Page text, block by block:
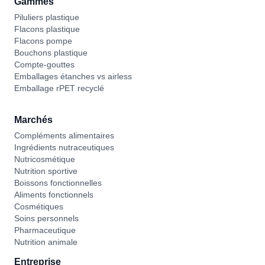
Piluliers plastique
Flacons plastique
Flacons pompe
Bouchons plastique
Compte-gouttes
Emballages étanches vs airless
Emballage rPET recyclé
Marchés
Compléments alimentaires
Ingrédients nutraceutiques
Nutricosmétique
Nutrition sportive
Boissons fonctionnelles
Aliments fonctionnels
Cosmétiques
Soins personnels
Pharmaceutique
Nutrition animale
Entreprise